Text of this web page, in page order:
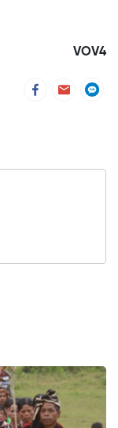
VOV4